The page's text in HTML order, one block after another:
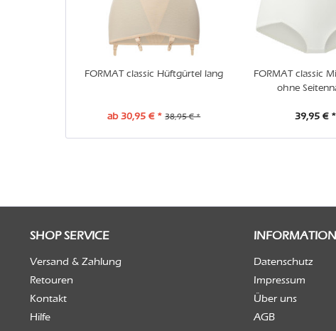
FORMAT classic Hüftgürtel lang
ab 30,95 € * 38,95 € *
FORMAT classic
ohne
39,95 € *
SHOP SERVICE
Versand & Zahlung
Retouren
Kontakt
Hilfe
Datenschutz
Impressum
Über uns
AGB